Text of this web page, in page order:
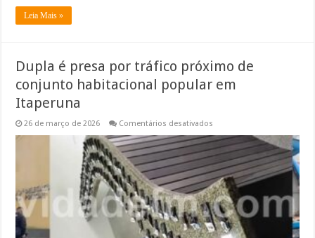
Leia Mais »
Dupla é presa por tráfico próximo de
conjunto habitacional popular em
Itaperuna
26 de março de 2026 Comentários desativados
é
presa
por
tráfico
próximo
de
conjunto
habitacional
popular
em
Itaperuna